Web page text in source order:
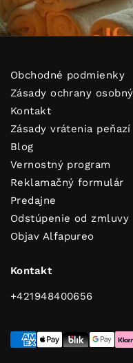
Dobi savjete
ODOSLAŤ
Pretplati se i dobivaš
Osim toga uživat ćeš u
Obchodné podmienky
Zásady ochrany
Kontakt
Zásady vrátenia peňazí
Blog
Vernostný program
Reklamačný formulár
Predajne
Odstúpenie od zmluvy
Objav Alfapureo
Kontakt
+421948400656